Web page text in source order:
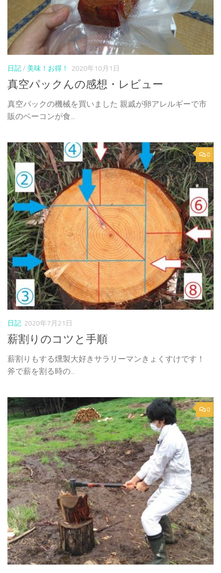
日記/ 美味！お得！ 2020年10月1日
真空パックんの感想・レビュー
真空パックの機械を買いました 親戚が卵アレルギーで市
販のベーコンが食...
0
日記 2020年7月21日
薪割りのコツと手順
薪割りもする燻製大好きサラリーマンきょくすけです！
斧で薪を割る時の...
0